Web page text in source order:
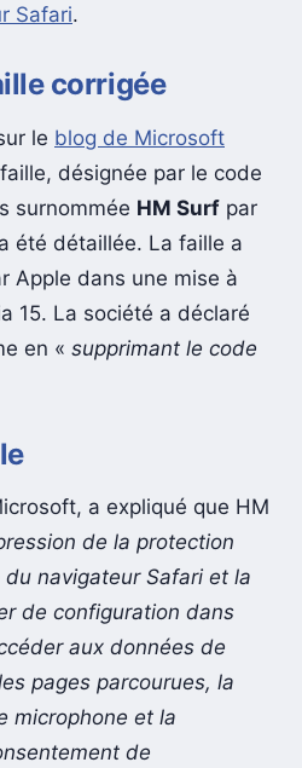
Safari.
corrigée
le blog de Microsoft
désignée par le code
surnommée HM Surf par
été détaillée. La faille a
Apple dans une mise à
15. La société a déclaré
en « supprimant le code
a expliqué que HM
de la protection
navigateur Safari et la
de configuration dans
aux données de
pages parcourues, la
microphone et la
de